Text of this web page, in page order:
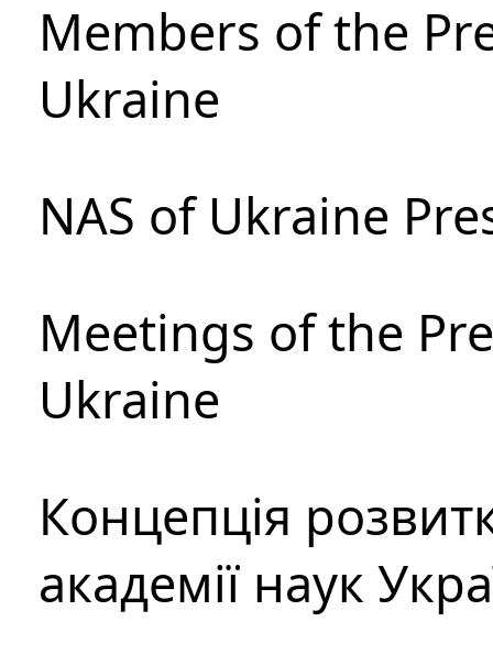
Members of the
Ukraine
NAS of Ukraine
Meetings of the
Ukraine
Концепція
академії наук